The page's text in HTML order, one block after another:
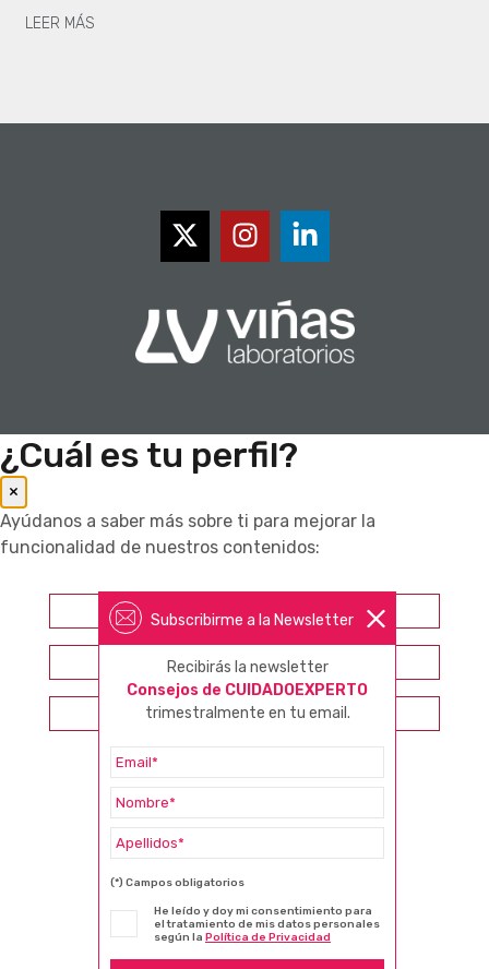
LEER MÁS
Subscribirme a la Newsletter
Recibirás la newsletter
Consejos de CUIDADOEXPERTO
trimestralmente en tu email.
(*) Campos obligatorios
He leído y doy mi consentimiento para
el tratamiento de mis datos personales
según la Política de Privacidad
¿Cuál es tu perfil?
×
Ayúdanos a saber más sobre ti para mejorar la
funcionalidad de nuestros contenidos:
Farmacéutico
Otros profesionales sanitarios
Consumidor